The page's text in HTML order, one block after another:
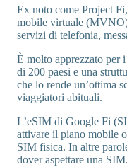
Ex noto come Project
mobile virtuale
servizi di telefonia,
È molto apprezzato per
di 200 paesi e una
che lo rende un’ottima
viaggiatori abituali.
L’eSIM di Google Fi
attivare il piano mobile
SIM fisica. In altre
dover aspettare una SIM.